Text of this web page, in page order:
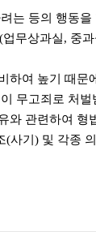
는 등의 행동
무상과실, 중
여 높기 때문
무고죄로 처
관련하여 형
사기) 및 각종